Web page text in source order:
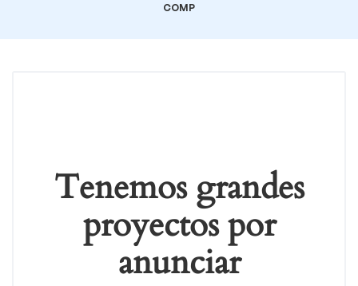
COMP
Tenemos grandes
proyectos por
anunciar